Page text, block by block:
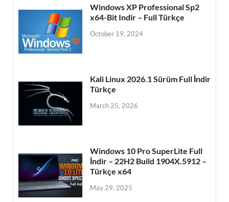
Windows XP Professional Sp2
x64-Bit Indir – Full Türkçe
October 19, 2024
Kali Linux 2026.1 Sürüm Full İndir
Türkçe
March 25, 2026
Windows 10 Pro SuperLite Full
İndir – 22H2 Build 1904X.5912 –
Türkçe x64
May 29, 2025